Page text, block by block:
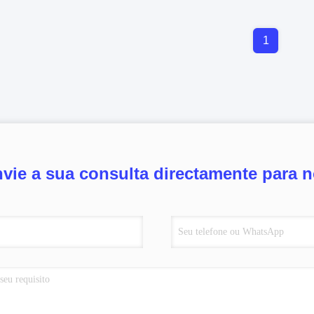
1
a sua consulta directamente para